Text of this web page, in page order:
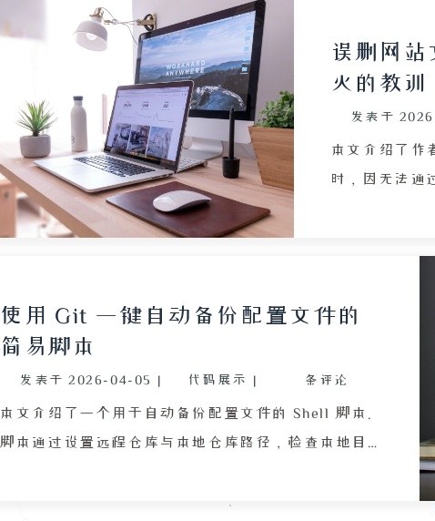
误删网站
灭的教训
发表于
本文介绍了作
时，因无法通
网站文件夹
件夹彻底丢
源。作者反思
控制、无法
乏备份丢失
还提到树莓派
（下传 120
终作者依靠
辑，但承认
使用 Git 一键自动备份配置文件的
简易脚本
发表于 2026-04-05 | 代码展示 | 条评论
本文介绍了一个用于自动备份配置文件的 Shell 脚本。
脚本通过设置远程仓库与本地仓库路径，检查本地目